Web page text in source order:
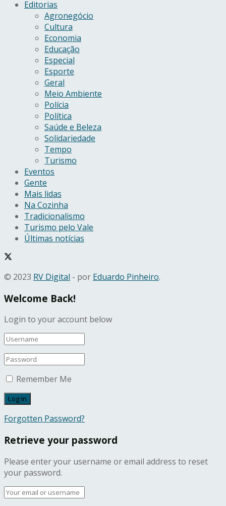
Editorias
Agronegócio
Cultura
Economia
Educação
Especial
Esporte
Geral
Meio Ambiente
Polícia
Política
Saúde e Beleza
Solidariedade
Tempo
Turismo
Eventos
Gente
Mais lidas
Na Cozinha
Tradicionalismo
Turismo pelo Vale
Últimas notícias
© 2023 RV Digital - por Eduardo Pinheiro.
Welcome Back!
Login to your account below
Remember Me
Forgotten Password?
Retrieve your password
Please enter your username or email address to reset
your password.